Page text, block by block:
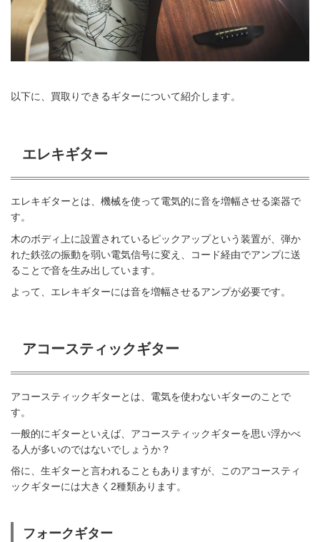
以下に、買取りできるギターについて紹介します。
エレキギター
エレキギターとは、機械を使って電気的に音を増幅させる楽器で
す。
木のボディ上に設置されているピックアップという装置が、弾か
れた鉄弦の振動を弱い電気信号に変え、コード経由でアンプに送
ることで音を生み出しています。
よって、エレキギターには音を増幅させるアンプが必要です。
アコースティックギター
アコースティックギターとは、電気を使わないギターのことで
す。
一般的にギターといえば、アコースティックギターを思い浮かべ
る人が多いのではないでしょうか？
俗に、生ギターと言われることもありますが、このアコースティ
ックギターには大きく2種類あります。
フォークギター